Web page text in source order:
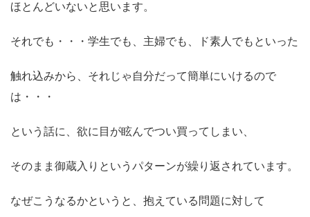
ほとんどいないと思います。
それでも・・・学生でも、主婦でも、ド素人でもといった
触れ込みから、それじゃ自分だって簡単にいけるので
は・・・
という話に、欲に目が眩んでつい買ってしまい、
そのまま御蔵入りというパターンが繰り返されています。
なぜこうなるかというと、抱えている問題に対して